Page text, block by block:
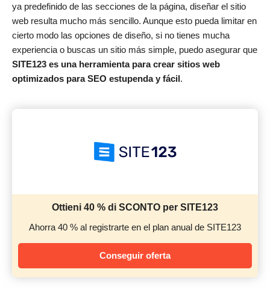
ya predefinido de las secciones de la página, diseñar el sitio
web resulta mucho más sencillo. Aunque esto pueda limitar en
cierto modo las opciones de diseño, si no tienes mucha
experiencia o buscas un sitio más simple, puedo asegurar que
SITE123 es una herramienta para crear sitios web
optimizados para SEO estupenda y fácil.
Ottieni 40 % di SCONTO per SITE123
Ahorra 40 % al registrarte en el plan anual de SITE123
Conseguir oferta